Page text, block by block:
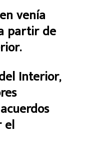
venía
partir de
Interior,
el